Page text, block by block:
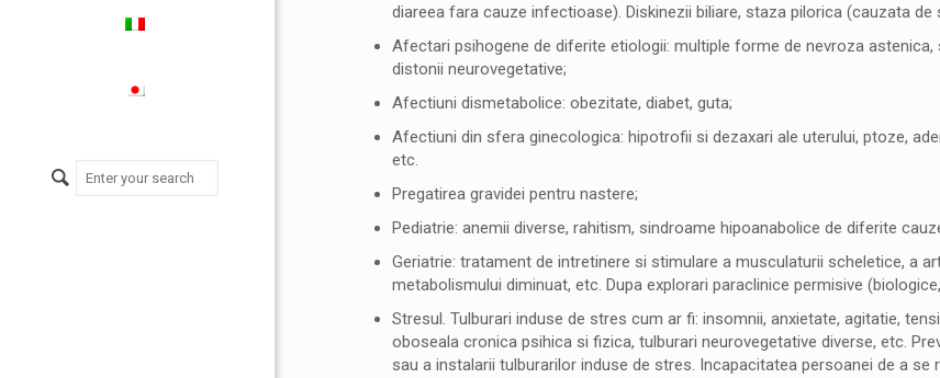
diareea fara cauze infectioase). Diskinezii biliare, staza pilorica (cauzata de
Afectari psihogene de diferite etiologii: multiple forme de nevroza astenica,
distonii neurovegetative;
Afectiuni dismetabolice: obezitate, diabet, guta;
Afectiuni din sfera ginecologica: hipotrofii si dezaxari ale uterului, ptoze,
etc.
Pregatirea gravidei pentru nastere;
Pediatrie: anemii diverse, rahitism, sindroame hipoanabolice de diferite
Geriatrie: tratament de intretinere si stimulare a musculaturii scheletice, a
metabolismului diminuat, etc. Dupa explorari paraclinice permisive
Stresul. Tulburari induse de stres cum ar fi: insomnii, anxietate, agitatie,
oboseala cronica psihica si fizica, tulburari neurovegetative diverse, etc.
sau a instalarii tulburarilor induse de stres. Incapacitatea persoanei de a se